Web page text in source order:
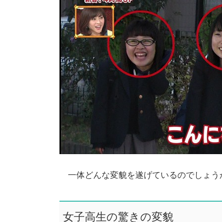
一体どんな変貌を遂げているのでしょう
女子高生の驚きの変貌